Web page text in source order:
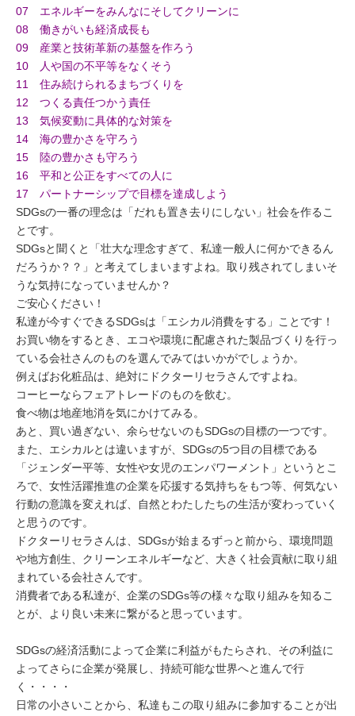
07 エネルギーをみんなにそしてクリーンに
08 働きがいも経済成長も
09 産業と技術革新の基盤を作ろう
10 人や国の不平等をなくそう
11 住み続けられるまちづくりを
12 つくる責任つかう責任
13 気候変動に具体的な対策を
14 海の豊かさを守ろう
15 陸の豊かさも守ろう
16 平和と公正をすべての人に
17 パートナーシップで目標を達成しよう
SDGsの一番の理念は「だれも置き去りにしない」社会を作るこ
とです。
SDGsと聞くと「壮大な理念すぎて、私達一般人に何かできるん
だろうか？？」と考えてしまいますよね。取り残されてしまいそ
うな気持になっていませんか？
ご安心ください！
私達が今すぐできるSDGsは「エシカル消費をする」ことです！
お買い物をするとき、エコや環境に配慮された製品づくりを行っ
ている会社さんのものを選んでみてはいかがでしょうか。
例えばお化粧品は、絶対にドクターリセラさんですよね。
コーヒーならフェアトレードのものを飲む。
食べ物は地産地消を気にかけてみる。
あと、買い過ぎない、余らせないのもSDGsの目標の一つです。
また、エシカルとは違いますが、SDGsの5つ目の目標である
「ジェンダー平等、女性や女児のエンパワーメント」というとこ
ろで、女性活躍推進の企業を応援する気持ちをもつ等、何気ない
行動の意識を変えれば、自然とわたしたちの生活が変わっていく
と思うのです。
ドクターリセラさんは、SDGsが始まるずっと前から、環境問題
や地方創生、クリーンエネルギーなど、大きく社会貢献に取り組
まれている会社さんです。
消費者である私達が、企業のSDGs等の様々な取り組みを知るこ
とが、より良い未来に繋がると思っています。
SDGsの経済活動によって企業に利益がもたらされ、その利益に
よってさらに企業が発展し、持続可能な世界へと進んで行
く・・・・
日常の小さいことから、私達もこの取り組みに参加することが出